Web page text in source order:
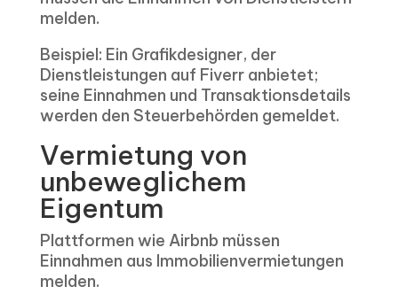
melden.
Beispiel: Ein Grafikdesigner, der
Dienstleistungen auf Fiverr anbietet;
seine Einnahmen und Transaktionsdetails
werden den Steuerbehörden gemeldet.
Vermietung von
unbeweglichem
Eigentum
Plattformen wie Airbnb müssen
Einnahmen aus Immobilienvermietungen
melden.